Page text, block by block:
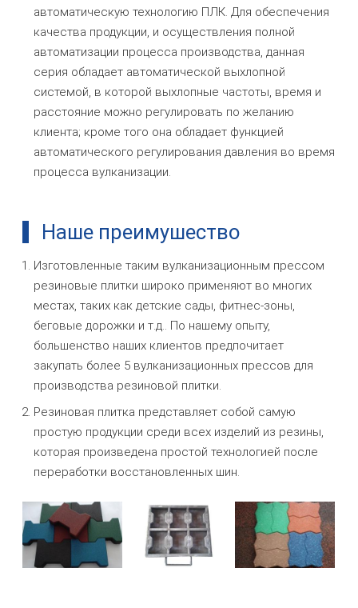
автоматическую технологию ПЛК. Для обеспечения
качества продукции, и осуществления полной
автоматизации процесса производства, данная
серия обладает автоматической выхлопной
системой, в которой выхлопные частоты, время и
расстояние можно регулировать по желанию
клиента; кроме того она обладает функцией
автоматического регулирования давления во время
процесса вулканизации.
Наше преимушество
Изготовленные таким вулканизационным прессом
резиновые плитки широко применяют во многих
местах, таких как детские сады, фитнес-зоны,
беговые дорожки и т.д.. По нашему опыту,
большенство наших клиентов предпочитает
закупать более 5 вулканизационных прессов для
производства резиновой плитки.
Резиновая плитка представляет собой самую
простую продукции среди всех изделий из резины,
которая произведена простой технологией после
переработки восстановленных шин.